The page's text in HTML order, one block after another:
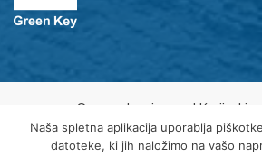
© 2021 Javni zavod Krajinski
Varovanje osebnih
Piškotki
Naša spletna aplikacija uporablja
datoteke, ki jih naložimo na vašo